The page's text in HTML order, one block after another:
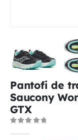
Pantofi de
Saucony
GTX